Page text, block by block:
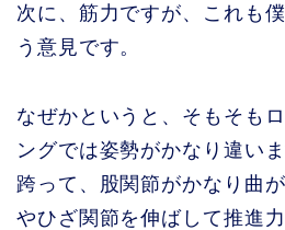
次に、筋力ですが、これも
う意見です。
なぜかというと、そもそも
ングでは姿勢がかなり違い
跨って、股関節がかなり曲
やひざ関節を伸ばして推進